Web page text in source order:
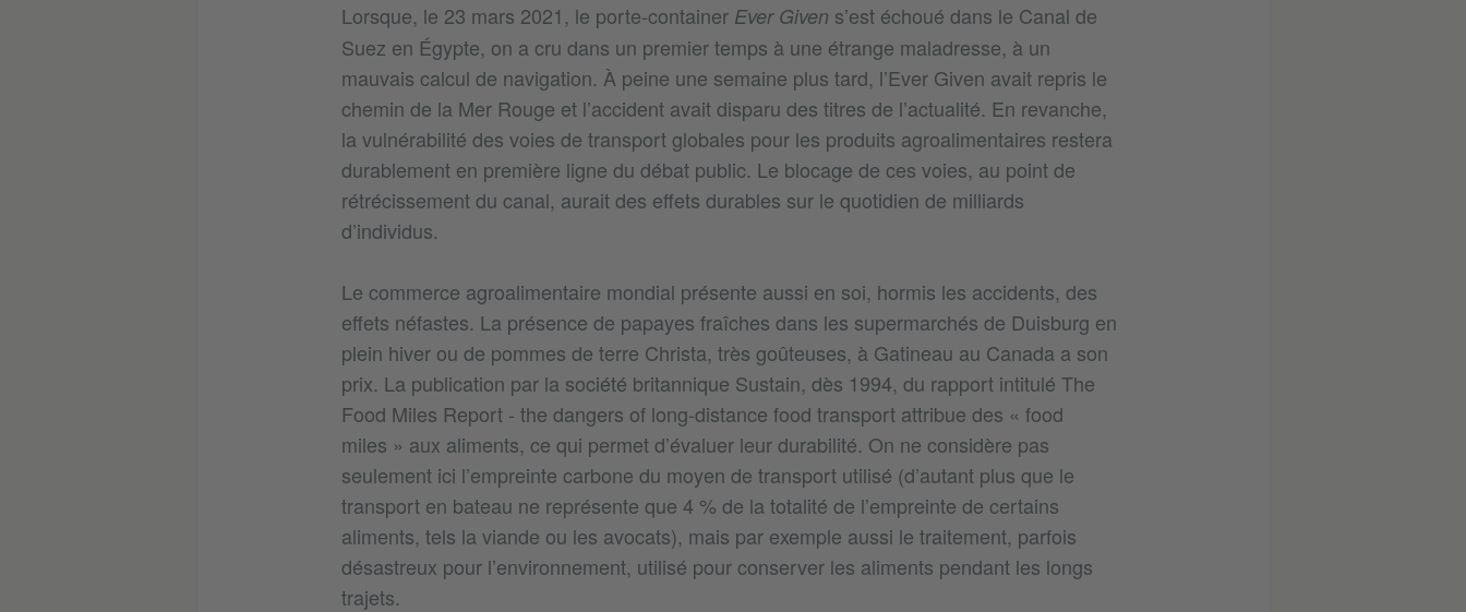
Lorsque, le 23 mars 2021, le porte-containerEver Given s’est échoué dans le Canal de
Suez en Égypte, on a cru dans un premier temps à une étrange maladresse, à un
mauvais calcul de navigation. À peine une semaine plus tard, l’Ever Given avait repris le
chemin de la Mer Rouge et l’accident avait disparu des titres de l’actualité. En revanche,
la vulnérabilité des voies de transport globales pour les produits agroalimentaires restera
durablement en première ligne du débat public. Le blocage de ces voies, au point de
rétrécissement du canal, aurait des effets durables sur le quotidien de milliards
d’individus.
Le commerce agroalimentaire mondial présente aussi en soi, hormis les accidents, des
effets néfastes. La présence de papayes fraîches dans les supermarchés de Duisburg en
plein hiver ou de pommes de terre Christa, très goûteuses, à Gatineau au Canada a son
prix. La publication par la société britannique Sustain, dès 1994, du rapport intitulé The
Food Miles Report - the dangers of long-distance food transport attribue des « food
miles » aux aliments, ce qui permet d’évaluer leur durabilité. On ne considère pas
seulement ici l’empreinte carbone du moyen de transport utilisé (d’autant plus que le
transport en bateau ne représente que 4 % de la totalité de l’empreinte de certains
aliments, tels la viande ou les avocats), mais par exemple aussi le traitement, parfois
désastreux pour l’environnement, utilisé pour conserver les aliments pendant les longs
trajets.